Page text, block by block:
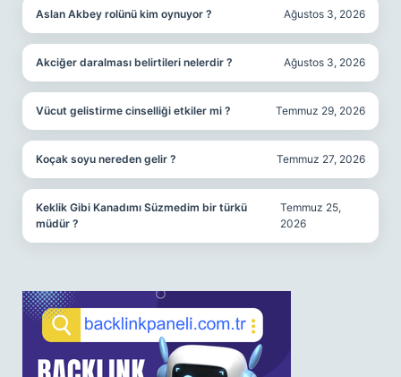
Aslan Akbey rolünü kim oynuyor ? Ağustos 3, 2026
Akciğer daralması belirtileri nelerdir ? Ağustos 3, 2026
Vücut gelistirme cinselliği etkiler mi ? Temmuz 29, 2026
Koçak soyu nereden gelir ? Temmuz 27, 2026
Keklik Gibi Kanadımı Süzmedim bir türkü
müdür ?
Temmuz 25,
2026